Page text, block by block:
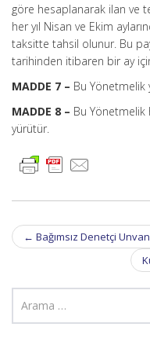
göre hesaplanarak ilan ve
her yıl Nisan ve Ekim
taksitte tahsil olunur. Bu
tarihinden itibaren bir ay
MADDE 7 – Bu Yönetmelik
MADDE 8 – Bu Yönetmelik
yürütür.
Post
navigation
← Bağımsız Denetçi